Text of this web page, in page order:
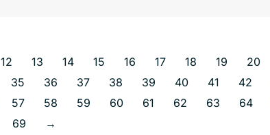
12 13 14 15 16 17 18 19 20
35 36 37 38 39 40 41 42
57 58 59 60 61 62 63 64
69
→